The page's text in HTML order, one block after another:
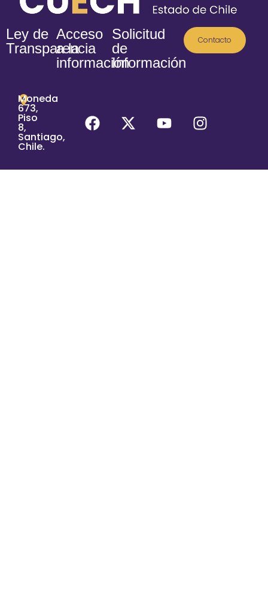
Ley de
Transparencia
Acceso
a la
información
Solicitud
de
Información
Contacto
Moneda
673,
Piso
8,
Santiago,
Chile.